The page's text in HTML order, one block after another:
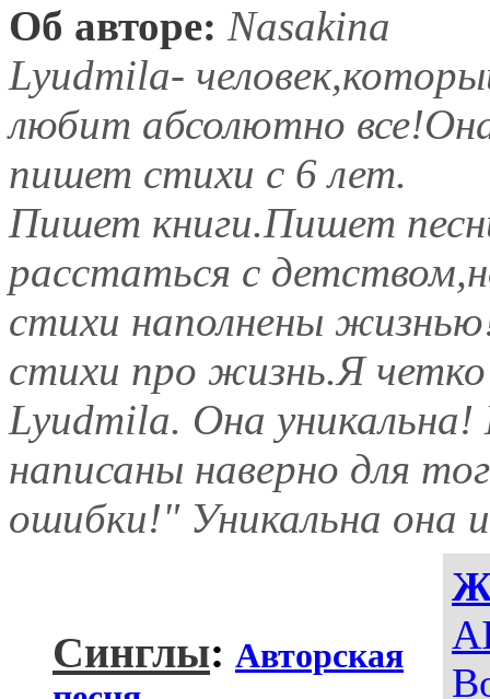
Об авторе: Nasakina
Lyudmila-
любит абсолютно
пишет стихи с 6 лет.
Пишет книги.Пишет
расстаться с
стихи наполнены
стихи про жизнь.Я
Lyudmila. Она
написаны наверно для
ошибки!" Уникальна
Синглы: Авторская